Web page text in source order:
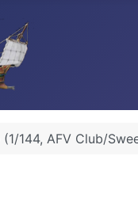
144, AFV Club/